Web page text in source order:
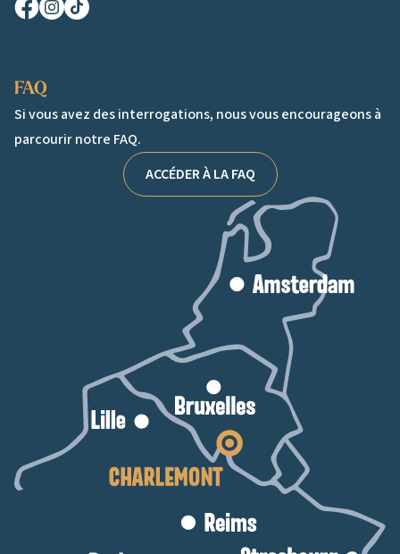
FAQ
Si vous avez des interrogations, nous vous encourageons à
parcourir notre FAQ.
ACCÉDER À LA FAQ